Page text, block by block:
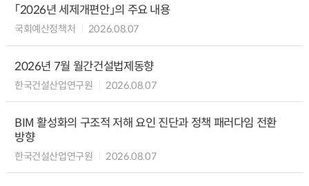
「2026년 세제개편안」의 주요 내용
국회예산정책처 2026.08.07
2026년 7월 월간건설법제동향
한국건설산업연구원 2026.08.07
BIM 활성화의 구조적 저해 요인 진단과 정책 패러다임 전환
방향
한국건설산업연구원 2026.08.07